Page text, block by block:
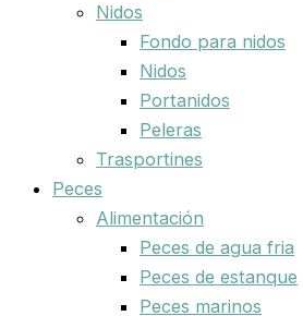
Nidos
Fondo para nidos
Nidos
Portanidos
Peleras
Trasportines
Peces
Alimentación
Peces de agua fria
Peces de estanque
Peces marinos